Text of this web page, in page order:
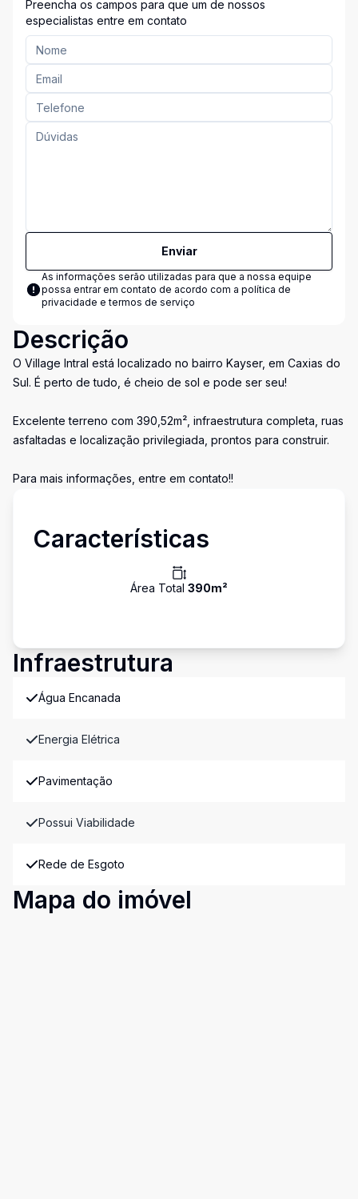
Preencha os campos para que um de nossos
especialistas entre em contato
Enviar
As informações serão utilizadas para que a nossa equipe
possa entrar em contato de acordo com a política de
privacidade e termos de serviço
Descrição
O Village Intral está localizado no bairro Kayser, em Caxias do
Sul. É perto de tudo, é cheio de sol e pode ser seu!
Excelente terreno com 390,52m², infraestrutura completa, ruas
asfaltadas e localização privilegiada, prontos para construir.
Para mais informações, entre em contato!!
Características
Área Total 390m²
Infraestrutura
Água Encanada
Energia Elétrica
Pavimentação
Possui Viabilidade
Rede de Esgoto
Mapa do imóvel